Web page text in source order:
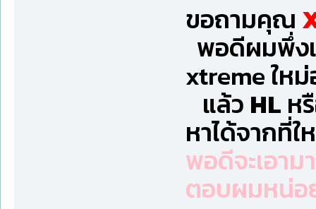
ขอถามคุณ
พอดีผมพึ่ง
xtreme ใหม่
แล้ว HL ห
หาได้จากที่ใ
พอดีจะเอาม
ตอบผมหน่